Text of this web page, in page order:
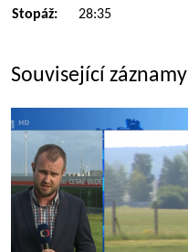
Stopáž:
28:35
Související záznamy